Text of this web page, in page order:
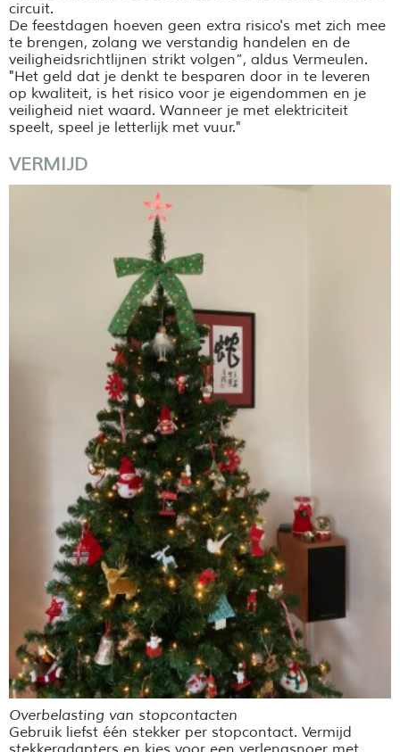
circuit.
De feestdagen hoeven geen extra risico's met zich mee
te brengen, zolang we verstandig handelen en de
veiligheidsrichtlijnen strikt volgen”, aldus Vermeulen.
"Het geld dat je denkt te besparen door in te leveren
op kwaliteit, is het risico voor je eigendommen en je
veiligheid niet waard. Wanneer je met elektriciteit
speelt, speel je letterlijk met vuur."
VERMIJD
Overbelasting van stopcontacten
Gebruik liefst één stekker per stopcontact. Vermijd